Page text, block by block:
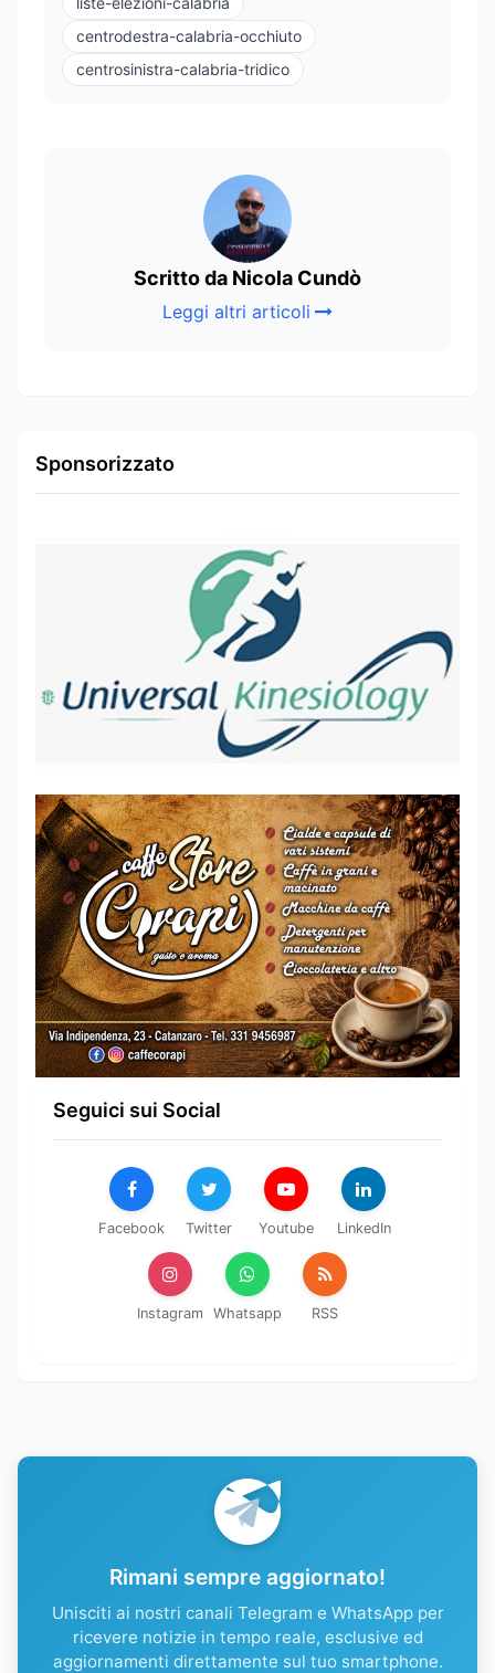
centrodestra-calabria-occhiuto
centrosinistra-calabria-tridico
Scritto da Nicola Cundò
Leggi altri articoli
Sponsorizzato
Seguici sui Social
Facebook Twitter Youtube LinkedIn
Instagram Whatsapp RSS
Rimani sempre aggiornato!
Unisciti ai nostri canali Telegram e WhatsApp per
ricevere notizie in tempo reale, esclusive ed
aggiornamenti direttamente sul tuo smartphone.